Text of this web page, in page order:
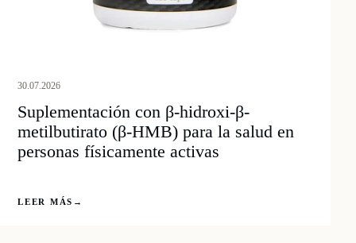
30.07.2026
Suplementación con β-hidroxi-β-
metilbutirato (β-HMB) para la salud en
personas físicamente activas
LEER MÁS →